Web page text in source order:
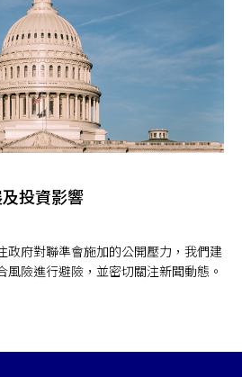
投資影響
政府對聯準會施加的公開壓力，我們建
險進行避險，並密切關注新聞動態。